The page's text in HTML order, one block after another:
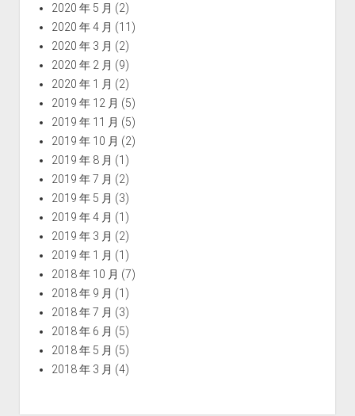
2020 年 5 月 (2)
2020 年 4 月 (11)
2020 年 3 月 (2)
2020 年 2 月 (9)
2020 年 1 月 (2)
2019 年 12 月 (5)
2019 年 11 月 (5)
2019 年 10 月 (2)
2019 年 8 月 (1)
2019 年 7 月 (2)
2019 年 5 月 (3)
2019 年 4 月 (1)
2019 年 3 月 (2)
2019 年 1 月 (1)
2018 年 10 月 (7)
2018 年 9 月 (1)
2018 年 7 月 (3)
2018 年 6 月 (5)
2018 年 5 月 (5)
2018 年 3 月 (4)